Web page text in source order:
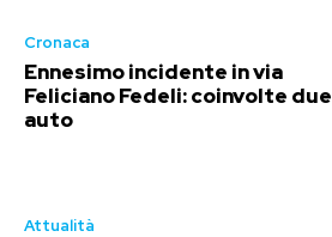
Cronaca
Ennesimo incidente in via
Feliciano Fedeli: coinvolte due
auto
Attualità